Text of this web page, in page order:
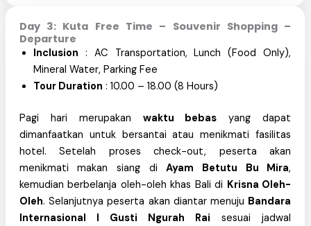
Day 3: Kuta Free Time – Souvenir Shopping –
Departure
Inclusion : AC Transportation, Lunch (Food Only),
Mineral Water, Parking Fee
Tour Duration : 10.00 – 18.00 (8 Hours)
Pagi hari merupakan waktu bebas yang dapat
dimanfaatkan untuk bersantai atau menikmati fasilitas
hotel. Setelah proses check-out, peserta akan
menikmati makan siang diAyam Betutu Bu Mira,
kemudian berbelanja oleh-oleh khas Bali di Krisna Oleh-
Oleh. Selanjutnya peserta akan diantar menuju Bandara
Internasional I Gusti Ngurah Rai sesuai jadwal